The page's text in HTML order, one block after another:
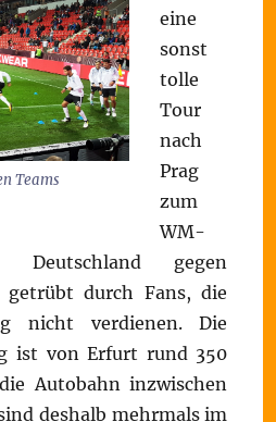
Teams
eine
sonst
tolle
Tour
nach
Prag
zum
WM-
Deutschland gegen
getrübt durch Fans, die
nicht verdienen. Die
ist von Erfurt rund 350
Autobahn inzwischen
deshalb mehrmals im